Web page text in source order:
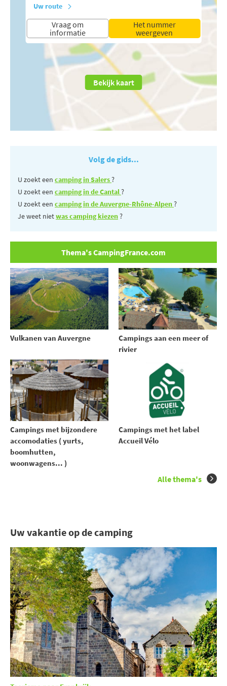
Uw route
Vraag om
informatie
Het nummer
weergeven
Bekijk kaart
Volg de gids...
U zoekt een camping in Salers?
U zoekt een camping in de Cantal?
U zoekt een camping in de Auvergne-Rhône-Alpen?
Je weet nietwas camping kiezen?
Thema's CampingFrance.com
Vulkanen van Auvergne
Campings aan een meer of
rivier
Campings met bijzondere
accomodaties ( yurts,
boomhutten,
woonwagens... )
Campings met het label
Accueil Vélo
Alle thema's
Uw vakantie op de camping